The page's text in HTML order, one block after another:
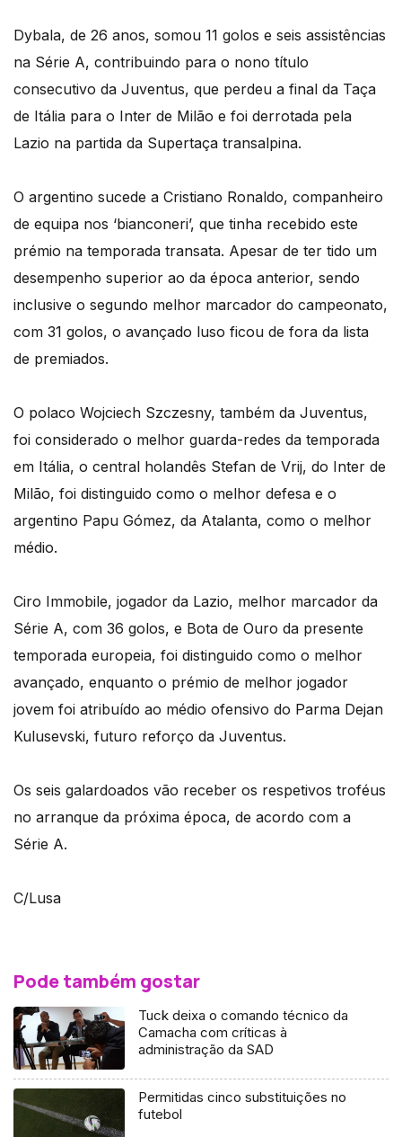
Dybala, de 26 anos, somou 11 golos e seis assistências
na Série A, contribuindo para o nono título
consecutivo da Juventus, que perdeu a final da Taça
de Itália para o Inter de Milão e foi derrotada pela
Lazio na partida da Supertaça transalpina.
O argentino sucede a Cristiano Ronaldo, companheiro
de equipa nos ‘bianconeri’, que tinha recebido este
prémio na temporada transata. Apesar de ter tido um
desempenho superior ao da época anterior, sendo
inclusive o segundo melhor marcador do campeonato,
com 31 golos, o avançado luso ficou de fora da lista
de premiados.
O polaco Wojciech Szczesny, também da Juventus,
foi considerado o melhor guarda-redes da temporada
em Itália, o central holandês Stefan de Vrij, do Inter de
Milão, foi distinguido como o melhor defesa e o
argentino Papu Gómez, da Atalanta, como o melhor
médio.
Ciro Immobile, jogador da Lazio, melhor marcador da
Série A, com 36 golos, e Bota de Ouro da presente
temporada europeia, foi distinguido como o melhor
avançado, enquanto o prémio de melhor jogador
jovem foi atribuído ao médio ofensivo do Parma Dejan
Kulusevski, futuro reforço da Juventus.
Os seis galardoados vão receber os respetivos troféus
no arranque da próxima época, de acordo com a
Série A.
C/Lusa
Pode também gostar
Tuck deixa o comando técnico da
Camacha com críticas à
administração da SAD
Permitidas cinco substituições no
futebol